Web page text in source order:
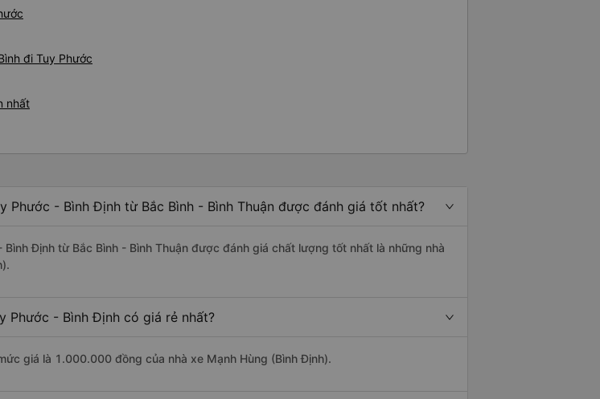
đi Tuy Phước
nhất
Phước - Bình Định từ Bắc Bình - Bình Thuận được đánh giá tốt nhất?
Bình Định từ Bắc Bình - Bình Thuận được đánh giá chất lượng tốt nhất là những nhà
Phước - Bình Định có giá rẻ nhất?
giá là 1.000.000 đồng của nhà xe Mạnh Hùng (Bình Định).